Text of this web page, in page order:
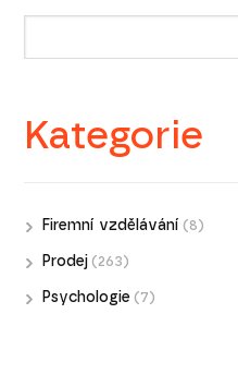
Kategorie
Firemní vzdělávání (8)
Prodej (263)
Psychologie (7)